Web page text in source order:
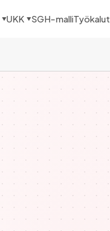
▼UKK ▼SGH-malliTyökalut